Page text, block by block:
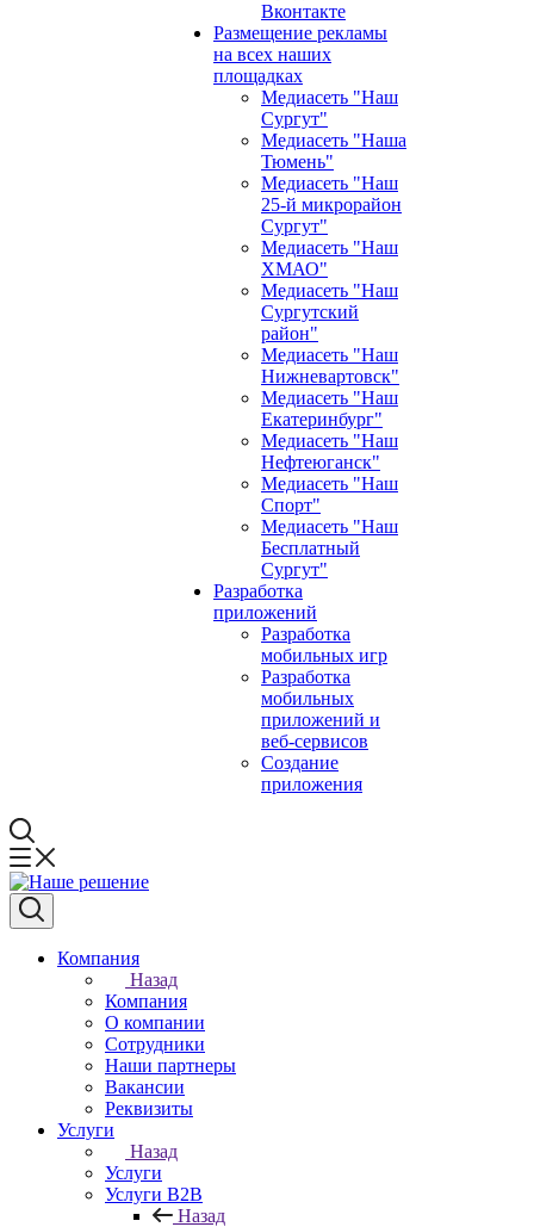
Вконтакте
Размещение рекламы
на всех наших
площадках
Медиасеть "Наш
Сургут"
Медиасеть "Наша
Тюмень"
Медиасеть "Наш
25-й микрорайон
Сургут"
Медиасеть "Наш
ХМАО"
Медиасеть "Наш
Сургутский
район"
Медиасеть "Наш
Нижневартовск"
Медиасеть "Наш
Екатеринбург"
Медиасеть "Наш
Нефтеюганск"
Медиасеть "Наш
Спорт"
Медиасеть "Наш
Бесплатный
Сургут"
Разработка
приложений
Разработка
мобильных игр
Разработка
мобильных
приложений и
веб-сервисов
Создание
приложения
Компания
Назад
Компания
О компании
Сотрудники
Наши партнеры
Вакансии
Реквизиты
Услуги
Назад
Услуги
Услуги B2B
Назад